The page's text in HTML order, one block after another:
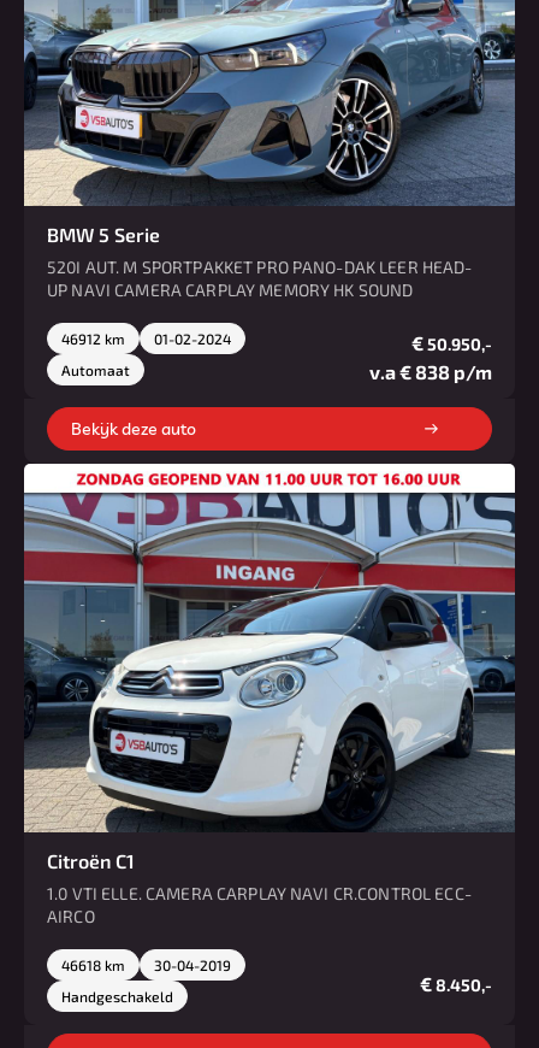
BMW 5 Serie
520I AUT. M SPORTPAKKET PRO PANO-DAK LEER HEAD-
UP NAVI CAMERA CARPLAY MEMORY HK SOUND
46912 km
01-02-2024
Automaat
€50.950,-
v.a € 838 p/m
Bekijk deze auto
Citroën C1
1.0 VTI ELLE. CAMERA CARPLAY NAVI CR.CONTROL ECC-
AIRCO
46618 km
30-04-2019
Handgeschakeld
€8.450,-